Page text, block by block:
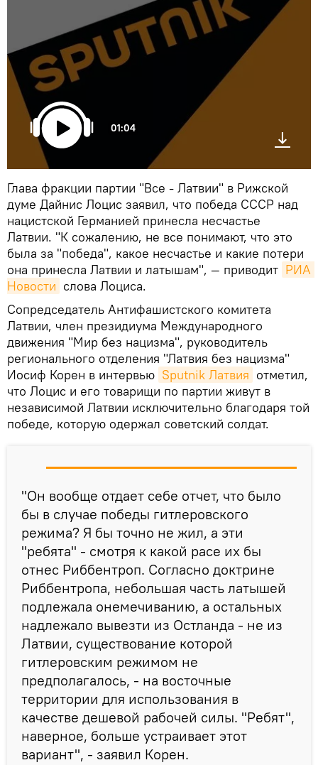
01:04
Глава фракции партии "Все - Латвии" в Рижской
думе Дайнис Лоцис заявил, что победа СССР над
нацистской Германией принесла несчастье
Латвии. "К сожалению, не все понимают, что это
была за "победа", какое несчастье и какие потери
она принесла Латвии и латышам", — приводит РИА
Новости слова Лоциса.
Сопредседатель Антифашистского комитета
Латвии, член президиума Международного
движения "Мир без нацизма", руководитель
регионального отделения "Латвия без нацизма"
Иосиф Корен в интервью Sputnik Латвия отметил,
что Лоцис и его товарищи по партии живут в
независимой Латвии исключительно благодаря той
победе, которую одержал советский солдат.
"Он вообще отдает себе отчет, что было
бы в случае победы гитлеровского
режима? Я бы точно не жил, а эти
"ребята" - смотря к какой расе их бы
отнес Риббентроп. Согласно доктрине
Риббентропа, небольшая часть латышей
подлежала онемечиванию, а остальных
надлежало вывезти из Остланда - не из
Латвии, существование которой
гитлеровским режимом не
предполагалось, - на восточные
территории для использования в
качестве дешевой рабочей силы. "Ребят",
наверное, больше устраивает этот
вариант", - заявил Корен.